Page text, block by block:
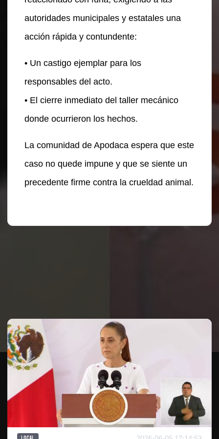
autoridades municipales y estatales una
acción rápida y contundente:
• Un castigo ejemplar para los
responsables del acto.
• El cierre inmediato del taller mecánico
donde ocurrieron los hechos.
La comunidad de Apodaca espera que este
caso no quede impune y que se siente un
precedente firme contra la crueldad animal.